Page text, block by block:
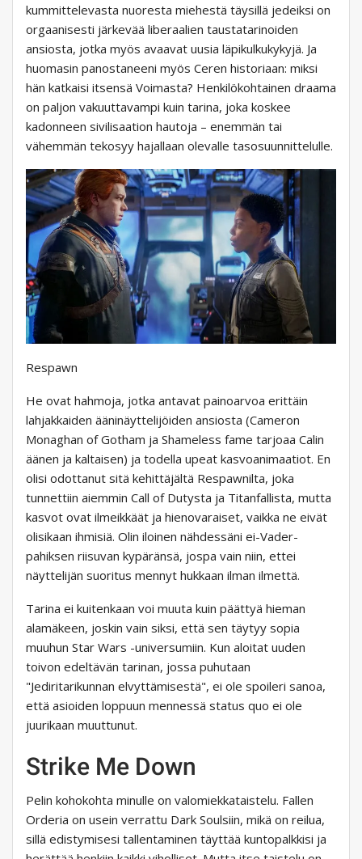
kummittelevasta nuoresta miehestä täysillä jedeiksi on
orgaanisesti järkevää liberaalien taustatarinoiden
ansiosta, jotka myös avaavat uusia läpikulkukykyjä. Ja
huomasin panostaneeni myös Ceren historiaan: miksi
hän katkaisi itsensä Voimasta? Henkilökohtainen draama
on paljon vakuuttavampi kuin tarina, joka koskee
kadonneen sivilisaation hautoja – enemmän tai
vähemmän tekosyy hajallaan olevalle tasosuunnittelulle.
Respawn
He ovat hahmoja, jotka antavat painoarvoa erittäin
lahjakkaiden ääninäyttelijöiden ansiosta (Cameron
Monaghan of Gotham ja Shameless fame tarjoaa Calin
äänen ja kaltaisen) ja todella upeat kasvoanimaatiot. En
olisi odottanut sitä kehittäjältä Respawnilta, joka
tunnettiin aiemmin Call of Dutysta ja Titanfallista, mutta
kasvot ovat ilmeikkäät ja hienovaraiset, vaikka ne eivät
olisikaan ihmisiä. Olin iloinen nähdessäni ei-Vader-
pahiksen riisuvan kypäränsä, jospa vain niin, ettei
näyttelijän suoritus mennyt hukkaan ilman ilmettä.
Tarina ei kuitenkaan voi muuta kuin päättyä hieman
alamäkeen, joskin vain siksi, että sen täytyy sopia
muuhun Star Wars -universumiin. Kun aloitat uuden
toivon edeltävän tarinan, jossa puhutaan
"Jediritarikunnan elvyttämisestä", ei ole spoileri sanoa,
että asioiden loppuun mennessä status quo ei ole
juurikaan muuttunut.
Strike Me Down
Pelin kohokohta minulle on valomiekkataistelu. Fallen
Orderia on usein verrattu Dark Soulsiin, mikä on reilua,
sillä edistymisesi tallentaminen täyttää kuntopalkkisi ja